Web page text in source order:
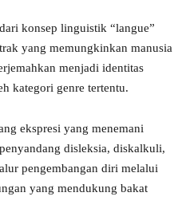
konsep linguistik “langue”
yang memungkinkan manusia
menjadi identitas
kategori genre tertentu.
ekspresi yang menemani
disleksia, diskalkuli,
pengembangan diri melalui
yang mendukung bakat